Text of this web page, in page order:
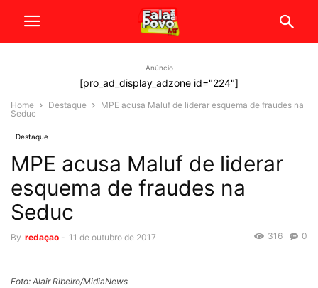
Anúncio
[pro_ad_display_adzone id="224"]
Home Destaque
MPE acusa Maluf de liderar esquema de fraudes na
Seduc
Destaque
MPE acusa Maluf de liderar
esquema de fraudes na
Seduc
By redaçao - 11 de outubro de 2017 0
316
Foto: Alair Ribeiro/MidiaNews